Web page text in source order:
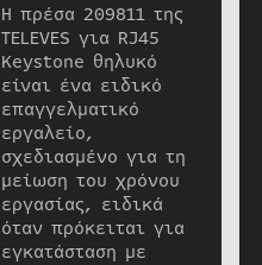
Η πρέσα 209811 της
TELEVES για RJ45
Keystone θηλυκό
είναι ένα ειδικό
επαγγελματικό
εργαλείο,
σχεδιασμένο για τη
μείωση του χρόνου
εργασίας, ειδικά
όταν πρόκειται για
εγκατάσταση με